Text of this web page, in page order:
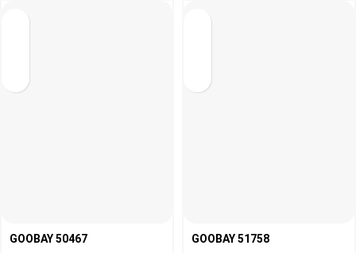
GOOBAY 50467 GOOBAY 51758